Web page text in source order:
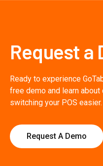
Request a
Ready to experience
free demo and learn
switching your POS easier.
Request A Demo